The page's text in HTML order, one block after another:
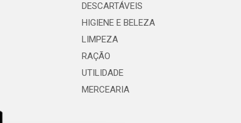
DESCARTÁVEIS
HIGIENE E BELEZA
LIMPEZA
RAÇÃO
UTILIDADE
MERCEARIA